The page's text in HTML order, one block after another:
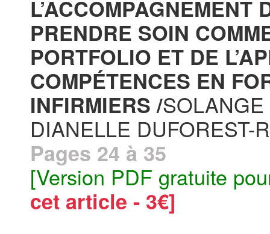
L’ACCOMPAGNEMENT
PRENDRE SOIN
PORTFOLIO ET DE
COMPÉTENCES EN
INFIRMIERS /SOLANGE
DIANELLE DUFOREST-
Pages 24 à 35
[Version PDF gratuite
cet article - 3€]